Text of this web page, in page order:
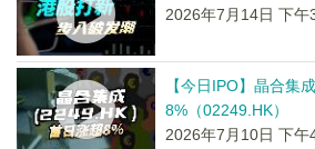
2026年7月14日 下午
【今日IPO】晶合集
8%（02249.HK）
2026年7月10日 下午